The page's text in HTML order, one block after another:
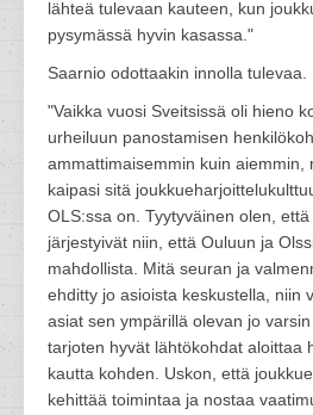
lähteä tulevaan kauteen, kun
pysymässä hyvin kasassa."
Saarnio odottaakin innolla tulevaa.
"Vaikka vuosi Sveitsissä oli hieno
urheiluun panostamisen
ammattimaisemmin kuin aiemmin,
kaipasi sitä
OLS:ssa on. Tyytyväinen olen,
järjestyivät niin, että Ouluun ja
mahdollista. Mitä seuran ja
ehditty jo asioista keskustella, niin
asiat sen ympärillä olevan jo
tarjoten hyvät lähtökohdat aloittaa
kautta kohden. Uskon, että
kehittää toimintaa ja nostaa